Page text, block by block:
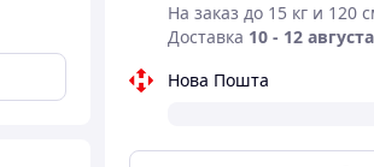
На заказ до 15 кг и 120
Доставка 10 - 12 августа
Нова Пошта